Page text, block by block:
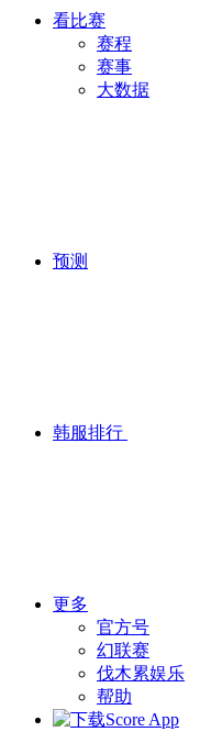
看比赛
赛程
赛事
大数据
预测
韩服排行
更多
官方号
幻联赛
伐木累娱乐
帮助